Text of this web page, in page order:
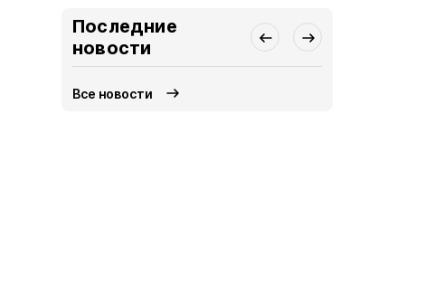
Последние
новости
Все новости